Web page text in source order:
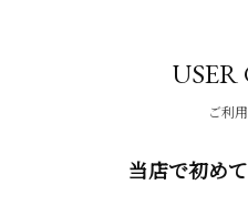
USER
ご利
当店で初め